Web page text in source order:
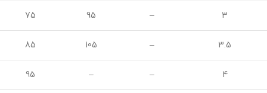
3
–
95
75
3.5
–
105
85
4
–
–
95